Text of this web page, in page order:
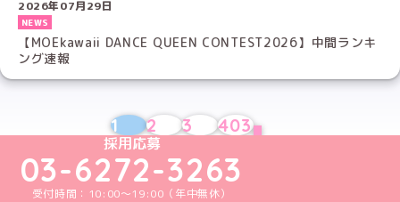
2026年07月29日
NEWS
【MOEkawaii DANCE QUEEN CONTEST2026】中間ランキ
ング速報
1 2 3 403NEXT
めいどりーみんTikTok公式アカウント
めいどりーみんX公式アカウント
めいどりーみんInstagram公式アカウント
めいどりーみんFacebook公式アカウン
めいどりーみんYouTube公式アカ
採用応募
03-6272-3263
受付時間：10:00～19:00（年中無休）